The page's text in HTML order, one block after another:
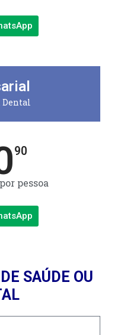
90
pessoa
SAÚDE OU